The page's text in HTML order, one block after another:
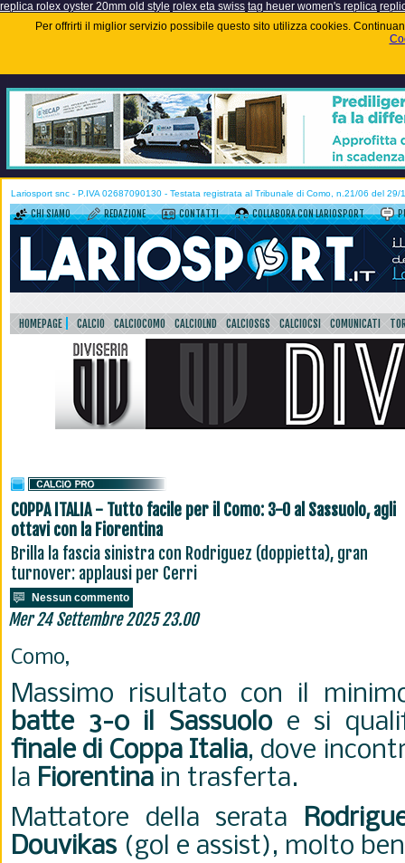
replica rolex oyster 20mm old style rolex eta swiss tag heuer women's replica
Per offrirti il miglior servizio possibile questo sito utilizza cookies.
Lariosport snc - P.IVA 02687090130 - Testata registrata al Tribunale di Como, n.21/06 del 29/
CHI SIAMO REDAZIONE CONTATTI COLLABORA CON LARIOSPORT
HOMEPAGE CALCIO CALCIOCOMO CALCIOLND CALCIOSGS CALCIOCSI COMUNICATI
COPPA ITALIA - Tutto facile per il Como: 3-0 al Sassuolo, agli
ottavi con la Fiorentina
Brilla la fascia sinistra con Rodriguez (doppietta), gran
turnover: applausi per Cerri
Nessun commento
Mer 24 Settembre 2025 23.00
Como,
Massimo risultato con il
batte 3-0 il Sassuoloe si
finale di Coppa Italia, dove
la Fiorentina in trasferta.
Mattatore della serata
Douvikas (gol e assist), molto